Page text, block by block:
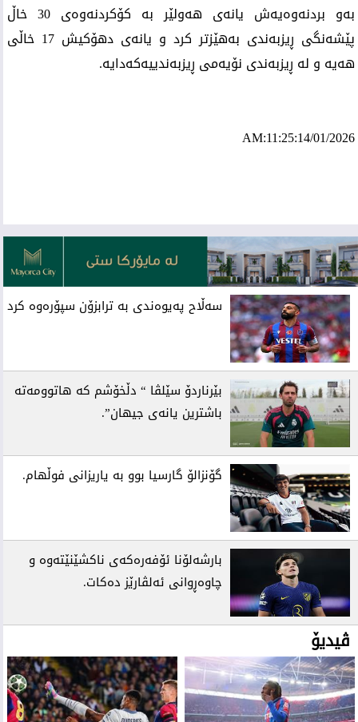
بەو بردنەوەیەش یانەی هەولێر بە کۆکردنەوەی 30 خاڵ
پێشەنگی ڕیزبەندی بەهێزتر کرد و یانەی دهۆکیش 17 خاڵی
هەیە و لە ڕیزبەندی نۆیەمی ڕیزبەندییەکەدایە.
AM:11:25:14/01/2026
سەڵاح پەیوەندی بە ترابزۆن سپۆرەوە کرد
بێرناردۆ سێلڤا “ دڵخۆشم کە هاتوومەتە
باشترین یانەی جیهان”.
گۆنزالۆ گارسیا بوو بە یاریزانی فوڵهام.
بارشەلۆنا ئۆفەرەکەی ناکشێنێتەوە و
چاوەڕوانی ئەلڤارێز دەکات.
ڤیدیۆ